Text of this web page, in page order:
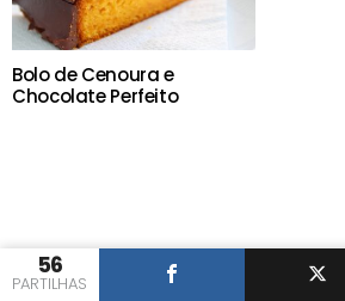
56
PARTILHAS
Bolo de Cenoura e
Chocolate Perfeito